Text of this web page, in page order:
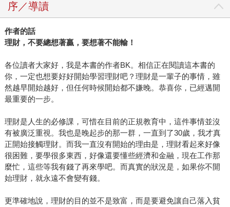
序／導讀
作者的話
理財，不要總想著贏，要想著不能輸！
各位讀者大家好，我是本書的作者BK。相信正在閱讀這本書的
你，一定也想要好好開始學習理財吧？理財是一輩子的事情，雖
然越早開始越好，但任何時候開始都不嫌晚。恭喜你，已經邁開
最重要的一步。
理財是人生的必修課，可惜在目前的正規教育中，這件事情並沒
有被廣泛重視。我也是晚起步的那一群，一直到了30歲，我才真
正開始接觸理財。而我一直沒有開始的理由是，理財看起來好像
很困難，要學很多東西，好像還要懂些經濟和金融，現在工作那
麼忙，這些等我有錢了再來學吧。而真實的狀況是，如果你不開
始理財，就永遠不會變有錢。
更準確地說，理財的目的並不是致富，而是要避免讓自己落入貧